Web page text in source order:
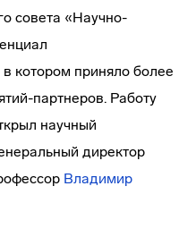
совета «Научно-
котором приняло более
партнеров. Работу
научный
директор
Владимир